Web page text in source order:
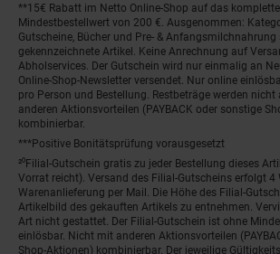
**15€ Rabatt im Netto Online-Shop auf das
Mindestbestellwert von 200 €. Ausgenommen:
Gutscheine, Bücher und Pre- &
gekennzeichnete Artikel. Keine Anrechnung auf
Abholservices. Der Gutschein wird nur einmalig an
Online-Shop-Newsletter versendet. Nur online
pro Person und Bestellung. Restbeträge werden
anderen Aktionsvorteilen (PAYBACK oder sonstige
kombinierbar.
***Positive Bonitätsprüfung vorausgesetzt
²⁰Filial-Gutschein gratis zu jeder Bestellung dieses
Vorrat reicht). Versand des Filial-Gutscheins erfolgt 4
Warenanlieferung per Mail. Die Höhe des Filial-
Artikelbild des gekauften Artikels zu entnehmen.
Art nicht gestattet. Der Filial-Gutschein ist ohne
einlösbar. Nicht mit anderen Aktionsvorteilen
Shop-Aktionen) kombinierbar. Der jeweilige